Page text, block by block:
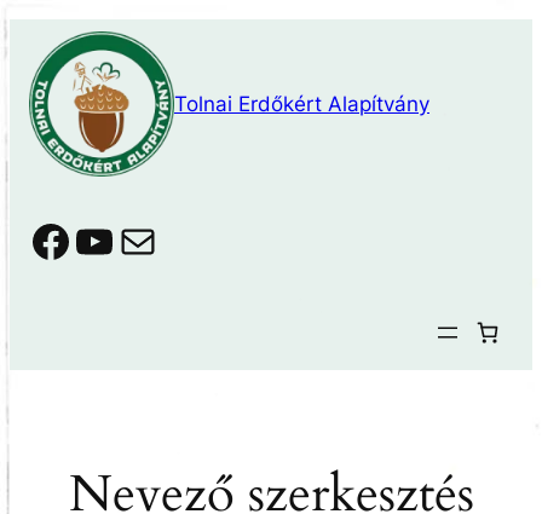
Ugrás
tartalomhoz
Tolnai Erdőkért Alapítvány
Facebook
YouTube
Mail
Nevező szerkesztés